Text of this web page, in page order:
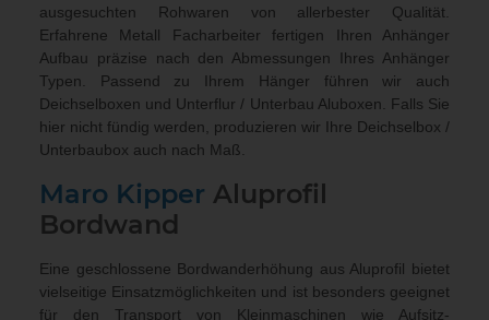
ausgesuchten Rohwaren von allerbester Qualität.
Erfahrene Metall Facharbeiter fertigen Ihren Anhänger
Aufbau präzise nach den Abmessungen Ihres Anhänger
Typen. Passend zu Ihrem Hänger führen wir auch
Deichselboxen und Unterflur / Unterbau Aluboxen . Falls Sie
hier nicht fündig werden, produzieren wir Ihre Deichselbox /
Unterbaubox auch nach Maß
Maro Kipper Aluprofil
Bordwand
Eine geschlossene Bordwanderhöhung aus Aluprofil bietet
vielseitige Einsatzmöglichkeiten und ist besonders geeignet
für den Transport von Kleinmaschinen wie Aufsitz-